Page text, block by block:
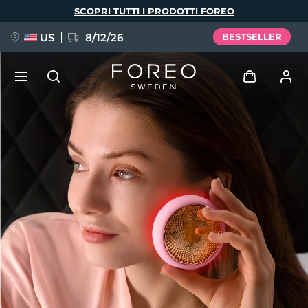
SCOPRI TUTTI I PRODOTTI FOREO
US 8/12/26 BESTSELLER
Accedi
Profilo utente
I miei dispositivi
I miei ordini
I miei indirizzi
I miei abbonamenti
NUOVO
FAQ™ Pure Beauty-Tech Elixir
BREAKING NEWS
issa™ Teeth Whitening Set
Lingua
Deutsch
Español
Français
Italiano
Português
Polski
Svenska
Русский
Türkçe
简体中文 繁體中文